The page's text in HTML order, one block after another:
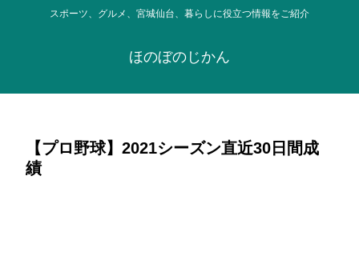
スポーツ、グルメ、宮城仙台、暮らしに役立つ情報をご紹介
ほのぼのじかん
【プロ野球】2021シーズン直近30日間成
績